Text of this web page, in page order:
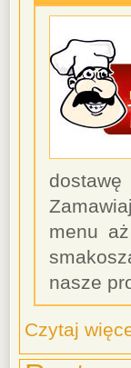
menu
nasze
Czytaj